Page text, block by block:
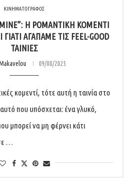
ΚΙΝΗΜΑΤΟΓΡΑΦΟΣ
MINE”: Η ΡΟΜΑΝΤΙΚΉ ΚΟΜΕΝΤΊ
ΑΓΑΠΆΜΕ ΤΙΣ FEEL-GOOD
ΤΑΙΝΊΕΣ
09/08/2025
κομεντί, τότε αυτή η ταινία στο
που υπόσχεται: ένα γλυκό,
μπορεί να μη φέρνει κάτι
…